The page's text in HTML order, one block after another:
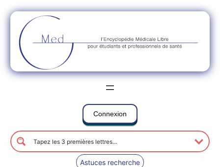
Connexion
Astuces recherche